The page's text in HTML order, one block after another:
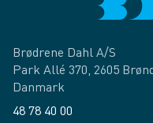
Brødrene Dahl A/S
Park Allé 370, 2605
Danmark
48 78 40 00